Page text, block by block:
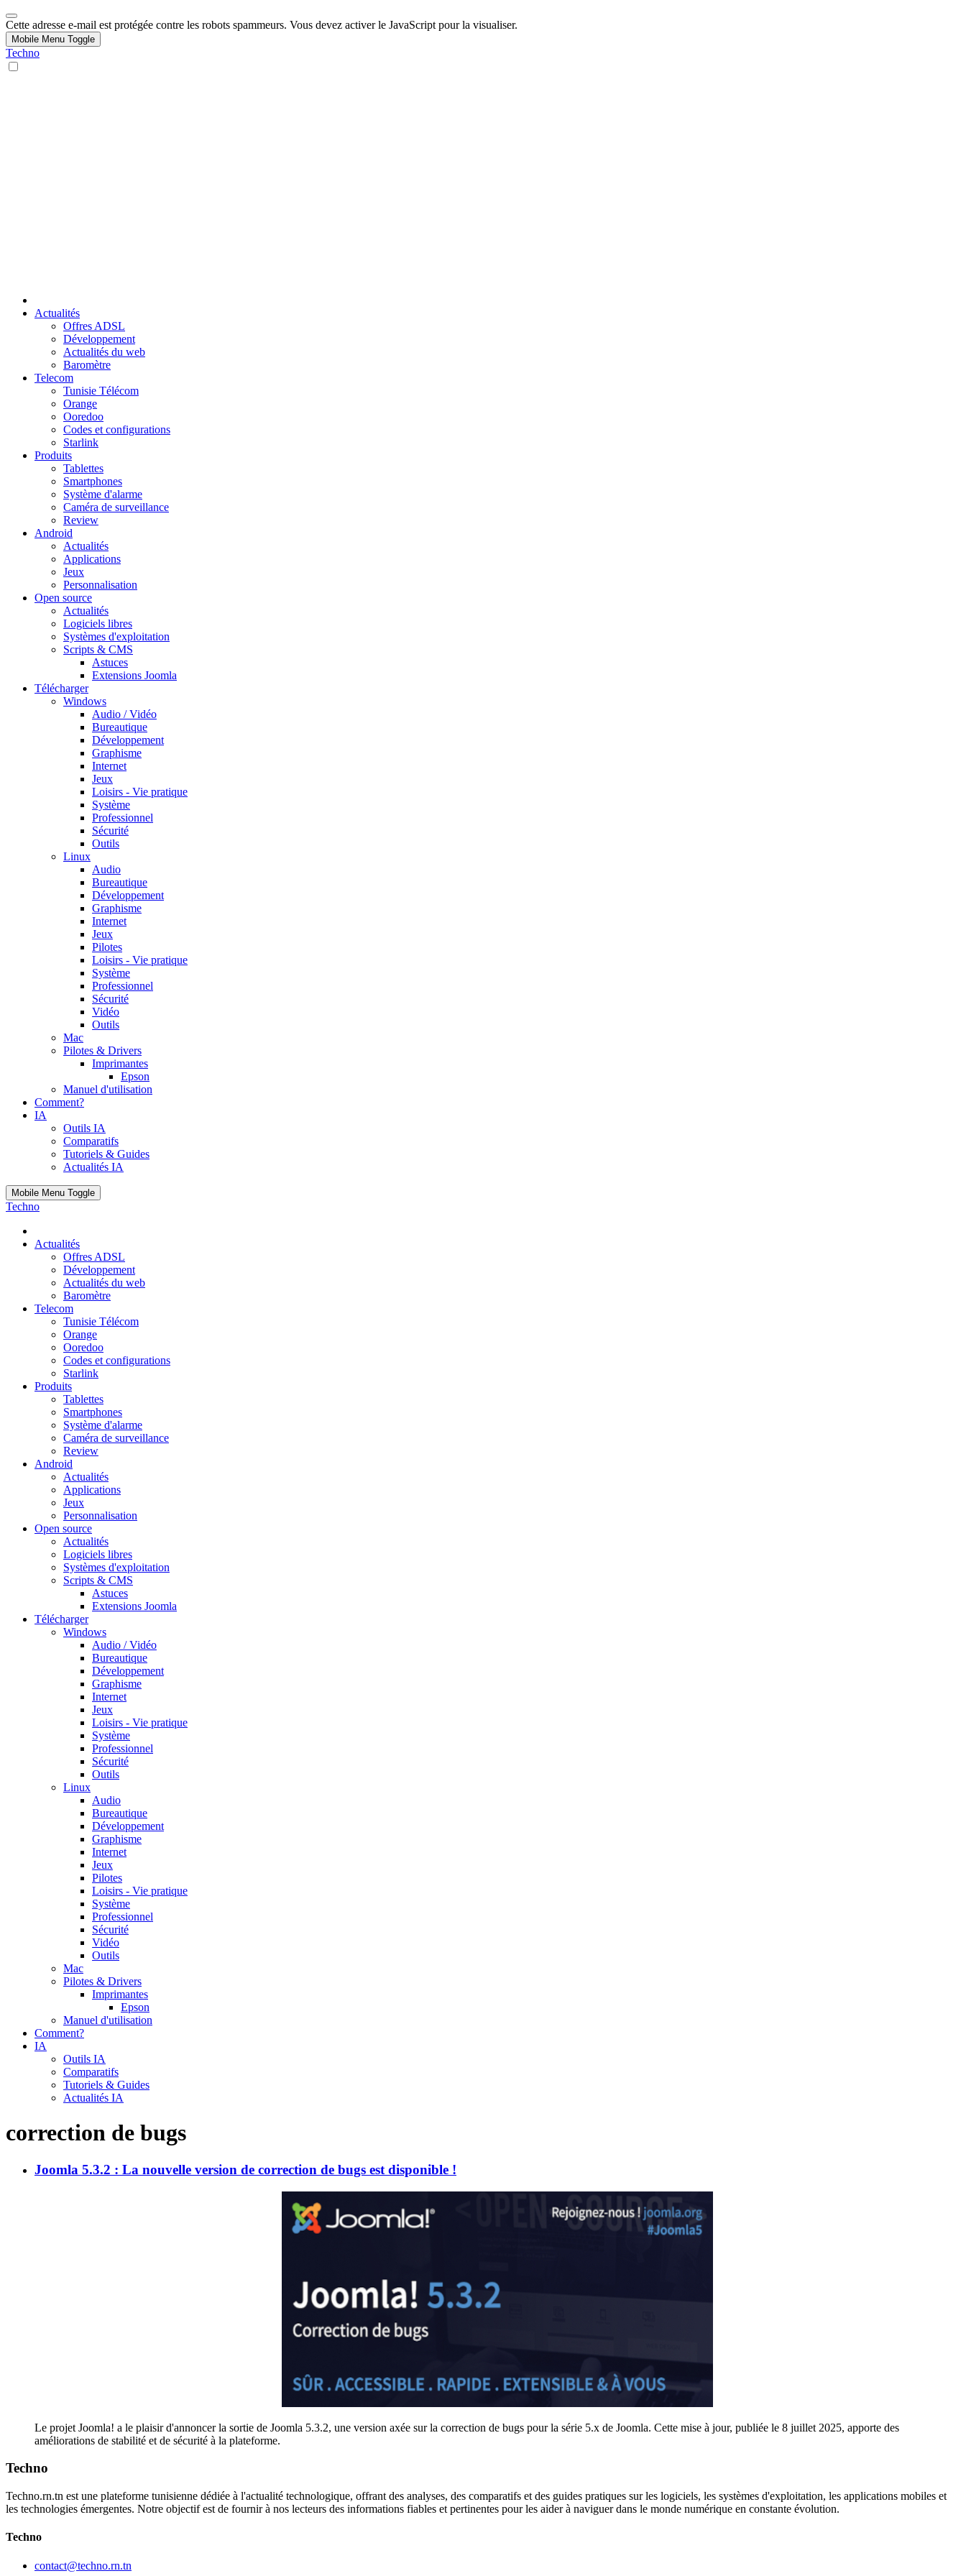
Cette adresse e-mail est protégée contre les robots spammeurs. Vous devez activer le JavaScript pour la visualiser.
Mobile Menu Toggle
Techno
Actualités
Offres ADSL
Développement
Actualités du web
Baromètre
Telecom
Tunisie Télécom
Orange
Ooredoo
Codes et configurations
Starlink
Produits
Tablettes
Smartphones
Système d'alarme
Caméra de surveillance
Review
Android
Actualités
Applications
Jeux
Personnalisation
Open source
Actualités
Logiciels libres
Systèmes d'exploitation
Scripts & CMS
Astuces
Extensions Joomla
Télécharger
Windows
Audio / Vidéo
Bureautique
Développement
Graphisme
Internet
Jeux
Loisirs - Vie pratique
Système
Professionnel
Sécurité
Outils
Linux
Audio
Bureautique
Développement
Graphisme
Internet
Jeux
Pilotes
Loisirs - Vie pratique
Système
Professionnel
Sécurité
Vidéo
Outils
Mac
Pilotes & Drivers
Imprimantes
Epson
Manuel d'utilisation
Comment?
IA
Outils IA
Comparatifs
Tutoriels & Guides
Actualités IA
Mobile Menu Toggle
Techno
Actualités
Offres ADSL
Développement
Actualités du web
Baromètre
Telecom
Tunisie Télécom
Orange
Ooredoo
Codes et configurations
Starlink
Produits
Tablettes
Smartphones
Système d'alarme
Caméra de surveillance
Review
Android
Actualités
Applications
Jeux
Personnalisation
Open source
Actualités
Logiciels libres
Systèmes d'exploitation
Scripts & CMS
Astuces
Extensions Joomla
Télécharger
Windows
Audio / Vidéo
Bureautique
Développement
Graphisme
Internet
Jeux
Loisirs - Vie pratique
Système
Professionnel
Sécurité
Outils
Linux
Audio
Bureautique
Développement
Graphisme
Internet
Jeux
Pilotes
Loisirs - Vie pratique
Système
Professionnel
Sécurité
Vidéo
Outils
Mac
Pilotes & Drivers
Imprimantes
Epson
Manuel d'utilisation
Comment?
IA
Outils IA
Comparatifs
Tutoriels & Guides
Actualités IA
correction de bugs
Joomla 5.3.2 : La nouvelle version de correction de bugs est disponible !
Le projet Joomla! a le plaisir d'annoncer la sortie de Joomla 5.3.2, une version axée sur la correction de bugs pour la série 5.x de Joomla. Cette mise à jour, publiée le 8 juillet 2025, apporte des
améliorations de stabilité et de sécurité à la plateforme.
Techno
Techno.rn.tn est une plateforme tunisienne dédiée à l'actualité technologique, offrant des analyses, des comparatifs et des guides pratiques sur les logiciels, les systèmes d'exploitation, les applications mobiles et
les technologies émergentes. Notre objectif est de fournir à nos lecteurs des informations fiables et pertinentes pour les aider à naviguer dans le monde numérique en constante évolution.
Techno
contact@techno.rn.tn